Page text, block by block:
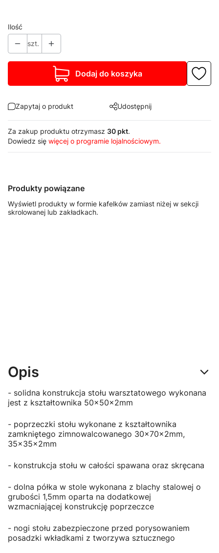
Ilość
szt.
Dodaj do koszyka
Zapytaj o produkt Udostępnij
Za zakup produktu otrzymasz 30 pkt.
Dowiedz się więcej o programie lojalnościowym.
Produkty powiązane
Wyświetl produkty w formie kafelków zamiast niżej w sekcji
skrolowanej lub zakładkach.
Opis
- solidna konstrukcja stołu warsztatowego wykonana
jest z kształtownika 50x50x2mm
- poprzeczki stołu wykonane z kształtownika
zamkniętego zimnowalcowanego 30x70x2mm,
35x35x2mm
- konstrukcja stołu w całości spawana oraz skręcana
- dolna półka w stole wykonana z blachy stalowej o
grubości 1,5mm oparta na dodatkowej
wzmacniającej konstrukcję poprzeczce
- nogi stołu zabezpieczone przed porysowaniem
posadzki wkładkami z tworzywa sztucznego